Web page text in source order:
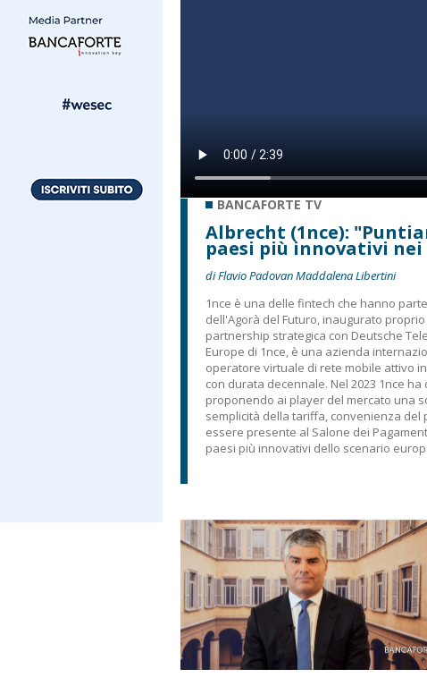
BANCAFORTE TV
Albrecht (1nce):
paesi più innovativi
di Flavio Padovan Maddalena Libertini
1nce è una delle fintech che hanno
dell'Agorà del Futuro, inaugurato
partnership strategica con Deutsche
Europe di 1nce, è una azienda
operatore virtuale di rete mobile attivo
con durata decennale. Nel 2023 1nce
proponendo ai player del mercato una
semplicità della tariffa, convenienza
essere presente al Salone dei
paesi più innovativi dello scenario